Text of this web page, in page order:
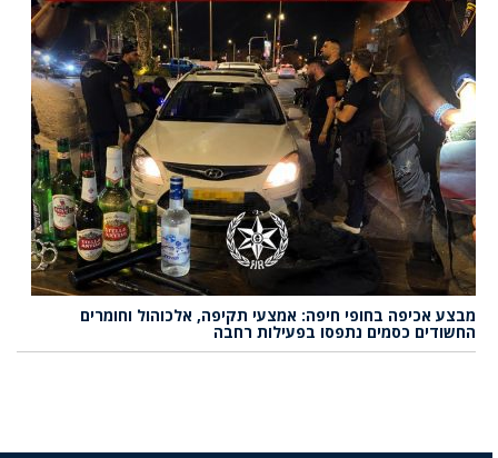
מבצע אכיפה בחופי חיפה: אמצעי תקיפה, אלכוהול וחומרים
החשודים כסמים נתפסו בפעילות רחבה